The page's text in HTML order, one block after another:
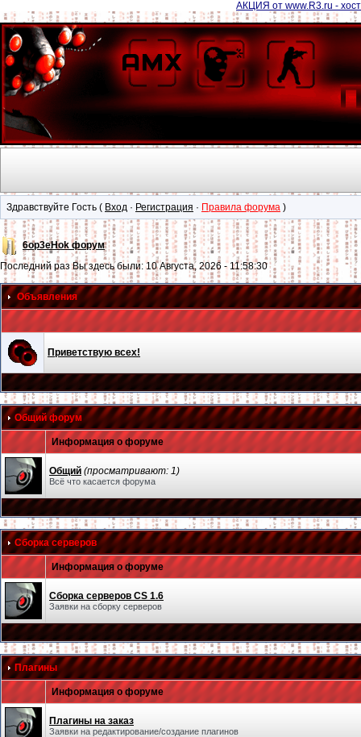
АКЦИЯ от www.R3.ru -
Здравствуйте Гость ( Вход · Регистрация · Правила форума )
6op3eHok форум
Последний раз Вы здесь были: 10 Августа, 2026 - 11:58:30
Объявления
Приветствую всех!
Общий форум
Информация о форуме
Общий (просматривают: 1)
Всё что касается форума
Сборка серверов
Информация о форуме
Сборка серверов CS 1.6
Заявки на сборку серверов
Плагины
Информация о форуме
Плагины на заказ
Заявки на редактирование/создание плагинов